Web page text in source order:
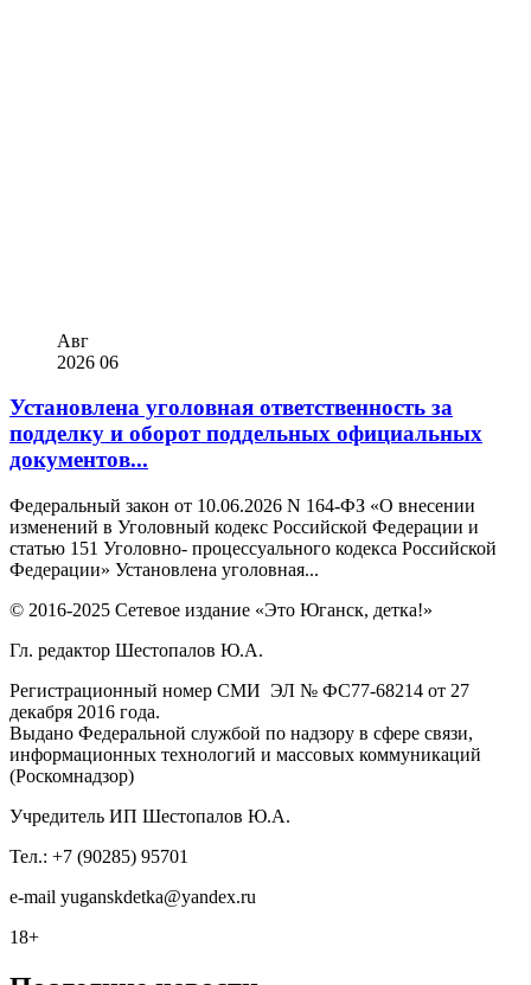
Авг
2026 06
Установлена уголовная ответственность за
подделку и оборот поддельных официальных
документов...
Федеральный закон от 10.06.2026 N 164-ФЗ «О внесении
изменений в Уголовный кодекс Российской Федерации и
статью 151 Уголовно- процессуального кодекса Российской
Федерации» Установлена уголовная...
© 2016-2025 Сетевое издание «Это Юганск, детка!»
Гл. редактор Шестопалов Ю.А.
Регистрационный номер СМИ ЭЛ № ФС77-68214 от 27
декабря 2016 года.
Выдано Федеральной службой по надзору в сфере связи,
информационных технологий и массовых коммуникаций
(Роскомнадзор)
Учредитель ИП Шестопалов Ю.А.
Тел.: +7 (90285) 95701
e-mail yuganskdetka@yandex.ru
18+